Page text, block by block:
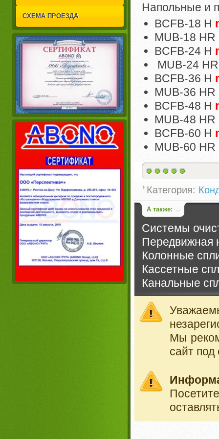
СХЕМА ПРОЕЗДА
Напольные и
BCFB-18 H
MUB-18 HR
BCFB-24 H
MUB-24 HR
BCFB-36 H
MUB-36 HR
BCFB-48 H
MUB-48 HR
BCFB-60 H
MUB-60 HR
Категория:
А также:
Системы
Передвижная
Колонные
Кассетные
Канальные
Мы
сайт